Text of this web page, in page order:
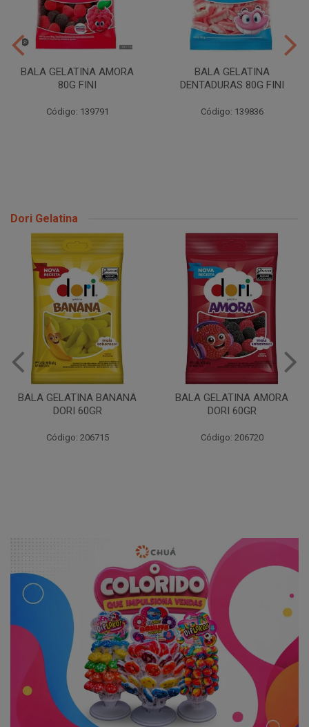
BALA GELATINA AMORA
80G FINI
Código: 139791
BALA GELATINA
DENTADURAS 80G FINI
Código: 139836
Dori Gelatina
BALA GELATINA BANANA
DORI 60GR
Código: 206715
BALA GELATINA AMORA
DORI 60GR
Código: 206720